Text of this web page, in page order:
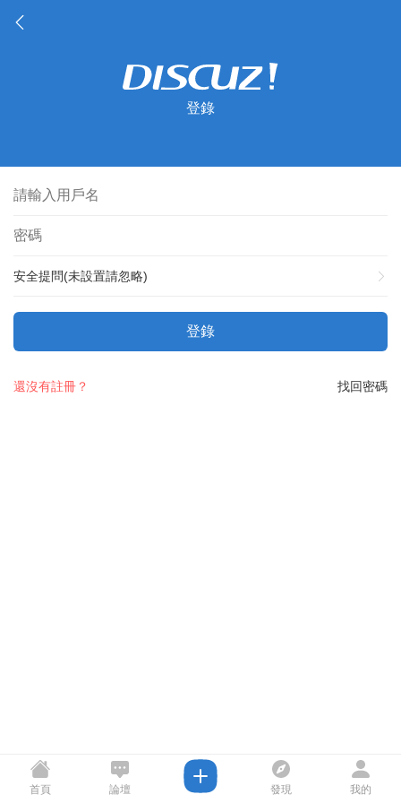
登錄
安全提問(未設置請忽略)
登錄
找回密碼
還沒有註冊？
首頁 論壇 發現 我的